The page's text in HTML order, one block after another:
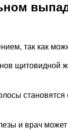
так как
щитовидной
и врач